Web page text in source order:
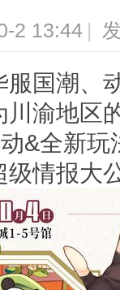
2 13:44
国潮、
渝地区
&全新
级情报大